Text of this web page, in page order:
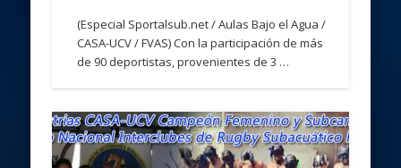
(Especial Sportalsub.net / Aulas Bajo el Agua /
CASA-UCV / FVAS) Con la participación de más
de 90 deportistas, provenientes de 3 …